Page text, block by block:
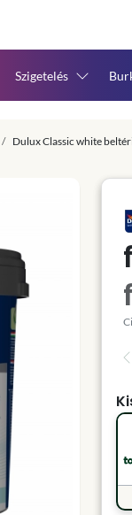
Szigetelés
Dulux Classic white